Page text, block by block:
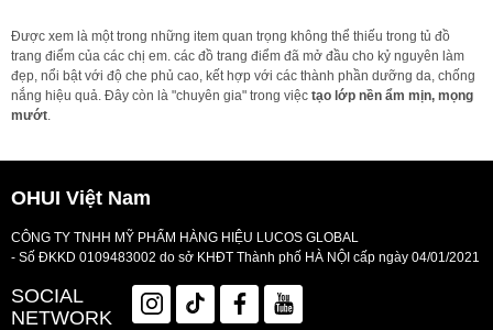
Được xem là một trong những item quan trọng không thể thiếu trong tủ đồ
trang điểm của các chị em. các đồ trang điểm đã mở đầu cho kỷ nguyên làm
đẹp, nổi bật với độ che phủ cao, kết hợp với các thành phần dưỡng da, chống
nắng hiệu quả. Đây còn là "chuyên gia" trong việc tạo lớp nền ẩm mịn, mọng
mướt.
OHUI Việt Nam
CÔNG TY TNHH MỸ PHẨM HÀNG HIỆU LUCOS GLOBAL
- Số ĐKKD 0109483002 do sở KHĐT Thành phố HÀ NỘI cấp ngày 04/01/2021
SOCIAL
NETWORK